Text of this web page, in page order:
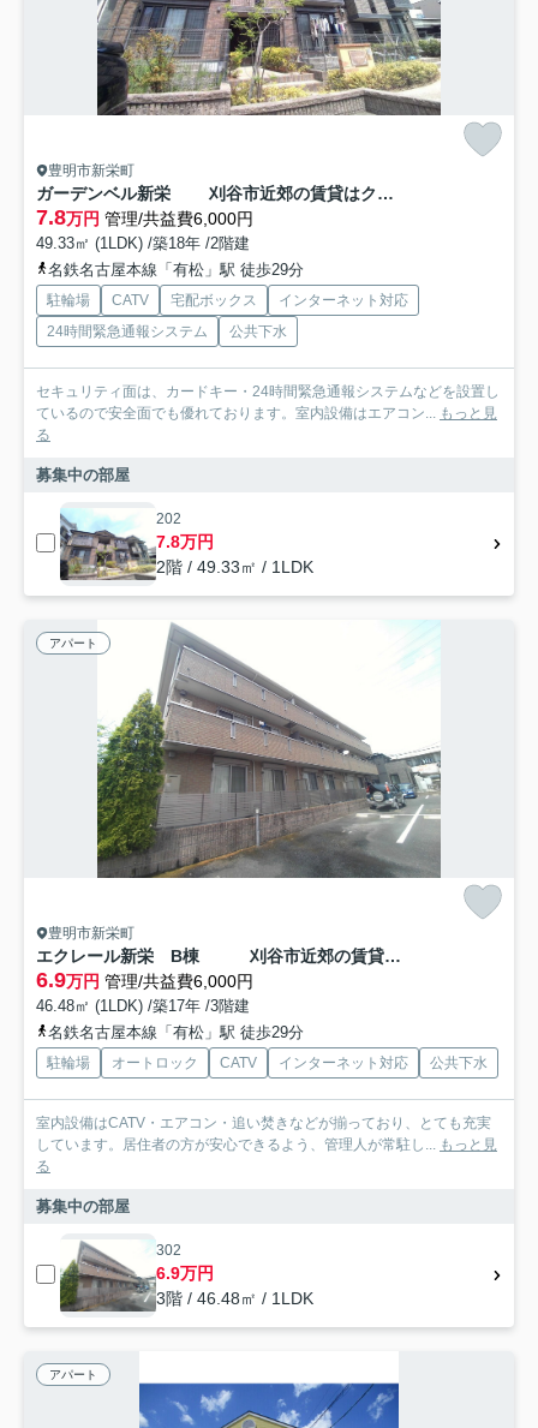
豊明市新栄町
ガーデンベル新栄 刈谷市近郊の賃貸はクラスホーム刈谷店
7.8万円 管理/共益費6,000円
49.33㎡ (1LDK) /築18年 /2階建
名鉄名古屋本線「有松」駅 徒歩29分
駐輪場 CATV 宅配ボックス
インターネット対応
24時間緊急通報システム
公共下水
セキュリティ面は、カードキー・24時間緊急通報システムなどを設置し
ているので安全面でも優れております。室内設備はエアコン...
もっと見
る
募集中の部屋
202
7.8万円
2階 / 49.33㎡ / 1LDK
アパート
豊明市新栄町
エクレール新栄 B棟 刈谷市近郊の賃貸はクラスホーム
6.9万円 管理/共益費6,000円
46.48㎡ (1LDK) /築17年 /3階建
名鉄名古屋本線「有松」駅 徒歩29分
駐輪場 オートロック CATV インターネット対応 公共下水
室内設備はCATV・エアコン・追い焚きなどが揃っており、とても充実
しています。居住者の方が安心できるよう、管理人が常駐し...
もっと見
る
募集中の部屋
302
6.9万円
3階 / 46.48㎡ / 1LDK
アパート